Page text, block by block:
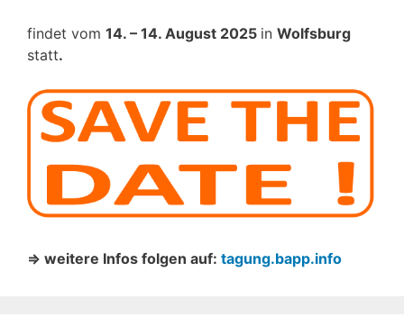
findet vom 14. – 14. August 2025 in Wolfsburg
statt.
⇒ weitere Infos folgen auf: tagung.bapp.info